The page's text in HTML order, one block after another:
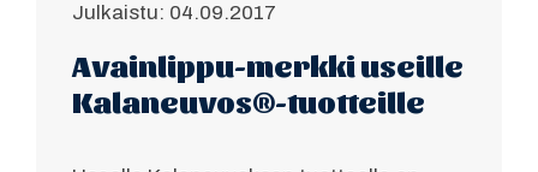
Julkaistu: 04.09.2017
Avainlippu-merkki useille
Kalaneuvos®-tuotteille